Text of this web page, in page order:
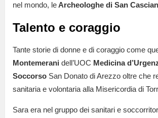
nel mondo, leArcheologhe di San
Talento e coraggio
Tante storie di donne e di coraggio come
Montemerani dell’UOC Medicina
Soccorso San Donato di Arezzo oltre che
sanitaria e volontaria alla Misericordia di
Sara era nel gruppo dei sanitari e